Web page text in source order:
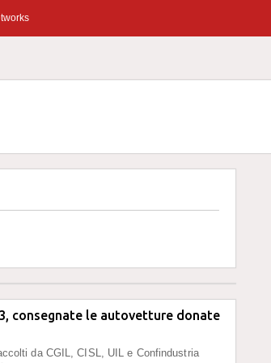
consegnate le autovetture donate
da CGIL, CISL, UIL e Confindustria